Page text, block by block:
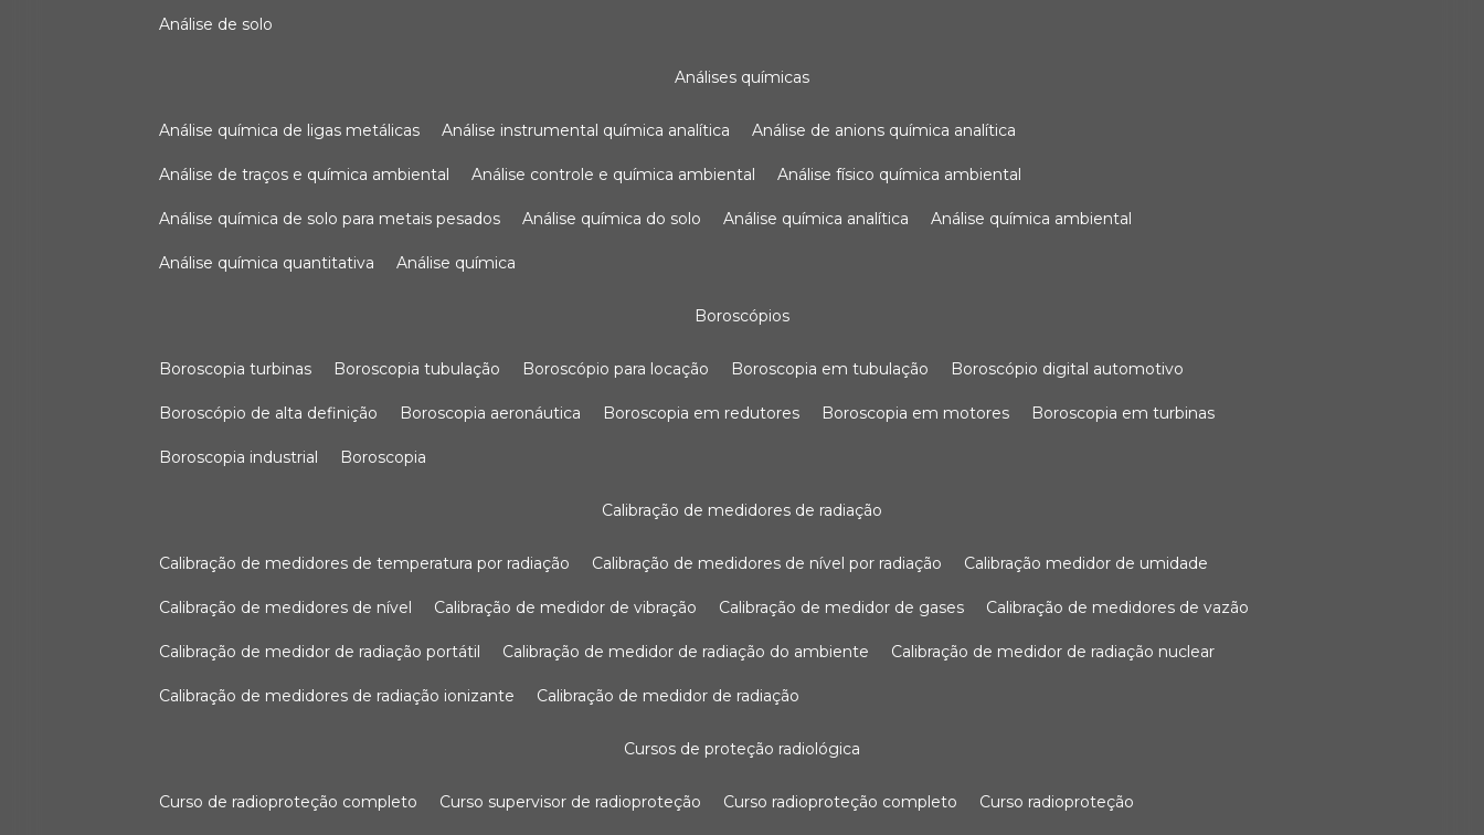
análise de solo
análises químicas
análise química de ligas metálicas análise instrumental química analítica análise de anions química analítica
análise de traços e química ambiental análise controle e química ambiental análise físico química ambiental
análise química de solo para metais pesados análise química do solo análise química analítica análise química ambiental
análise química quantitativa análise química
boroscópios
boroscopia turbinas boroscopia tubulação boroscópio para locação boroscopia em tubulação boroscópio digital automotivo
boroscópio de alta definição boroscopia aeronáutica boroscopia em redutores boroscopia em motores boroscopia em turbinas
boroscopia industrial boroscopia
calibração de medidores de radiação
calibração de medidores de temperatura por radiação calibração de medidores de nível por radiação calibração medidor de umidade
calibração de medidores de nível calibração de medidor de vibração calibração de medidor de gases calibração de medidores de vazão
calibração de medidor de radiação portátil calibração de medidor de radiação do ambiente calibração de medidor de radiação nuclear
calibração de medidores de radiação ionizante calibração de medidor de radiação
cursos de proteção radiológica
curso de radioproteção completo curso supervisor de radioproteção curso radioproteção completo curso radioproteção